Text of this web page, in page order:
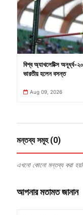
বিশ্ব অ্যাথলেটিক্স অনূর্ধ্ব-
ভারতীয় হলেন বসন্ত
Aug 09, 2026
মন্তব্য সমূহ (0)
এখনো কোনো মন্তব্য করা
আপনার মতামত জানান